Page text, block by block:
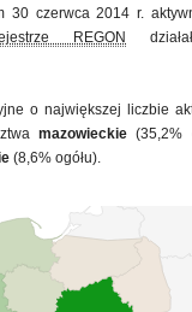
30 czerwca 2014 r.
REGON
o największej liczbie
mazowieckie (35,2%
(8,6% ogółu).